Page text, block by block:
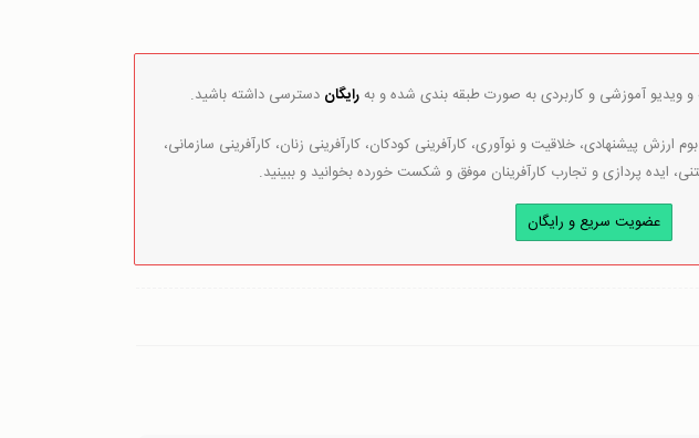
و ویدیو آموزشی و کاربردی به صورت طبقه بندی شده و بهرایگان دسترسی داشته باشید.
پیشنهادی، خلاقیت و نوآوری، کارآفرینی کودکان، کارآفرینی زنان، کارآفرینی سازمانی،
ایده پردازی و تجارب کارآفرینان موفق و شکست خورده بخوانید و ببینید.
عضویت سریع و رایگان